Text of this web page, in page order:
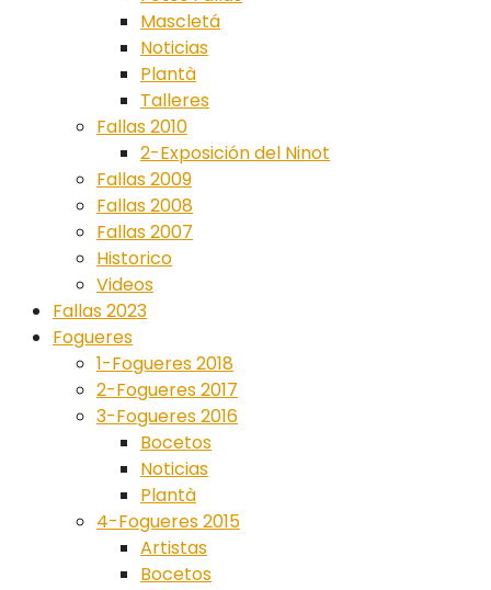
Mascletá
Noticias
Plantà
Talleres
Fallas 2010
2-Exposición del Ninot
Fallas 2009
Fallas 2008
Fallas 2007
Historico
Videos
Fallas 2023
Fogueres
1-Fogueres 2018
2-Fogueres 2017
3-Fogueres 2016
Bocetos
Noticias
Plantà
4-Fogueres 2015
Artistas
Bocetos